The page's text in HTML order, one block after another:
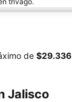
de ‎$29.336
Jalisco